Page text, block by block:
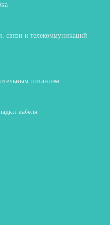
связи и телекоммуникаций
питанием
кабеля